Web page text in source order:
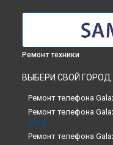
Ремонт техники
ВЫБЕРИ СВОЙ ГОРОД
Ремонт телефона
Ремонт телефона
Дону
Ремонт телефона